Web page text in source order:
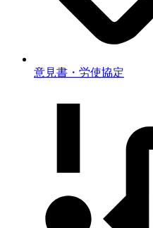
意見書・労使協定